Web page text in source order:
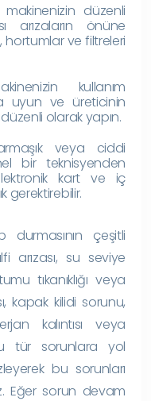
makinenizin düzenli
arızaların önüne
hortumlar ve filtreleri
kullanım
uyun ve üreticinin
olarak yapın.
veya ciddi
bir teknisyenden
kart ve iç
gerektirebilir.
durmasının çeşitli
arızası, su seviye
tıkanıklığı veya
kapak kilidi sorunu,
kalıntısı veya
tür sorunlara yol
bu sorunları
Eğer sorun devam